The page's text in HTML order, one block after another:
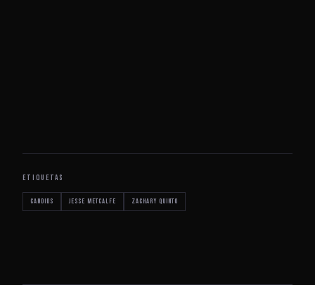
ETIQUETAS
Candids Jesse Metcalfe Zachary Quinto